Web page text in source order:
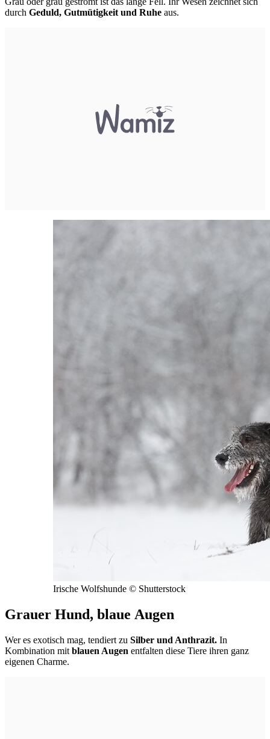
durch Geduld, Gutmütigkeit und Ruhe aus.
Irische Wolfshunde © Shutterstock
Grauer Hund, blaue Augen
Wer es exotisch mag, tendiert zu Silber und Anthrazit. In
Kombination mit blauen Augen entfalten diese Tiere ihren ganz
eigenen Charme.